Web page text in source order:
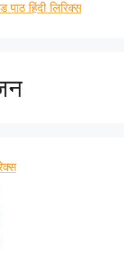
पाठ हिंदी लिरिक्स